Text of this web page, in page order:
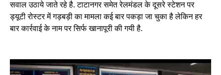
सवाल उठाये जाते रहे है. टाटानगर समेत रेलमंडल के दूसरे स्टेशन पर
ड्यूटी रोस्टर में गड़बड़ी का मामला कई बार पकड़ा जा चुका है लेकिन हर
बार कार्रवाई के नाम पर सिर्फ खानापूरी की गयी है.